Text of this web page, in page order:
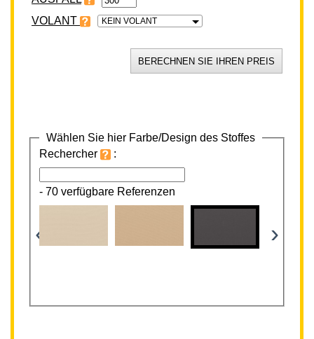
VOLANT KEIN VOLANT
Wählen Sie hier Farbe/Design des Stoffes
Rechercher
:
- 70 verfügbare Referenzen
‹ ›